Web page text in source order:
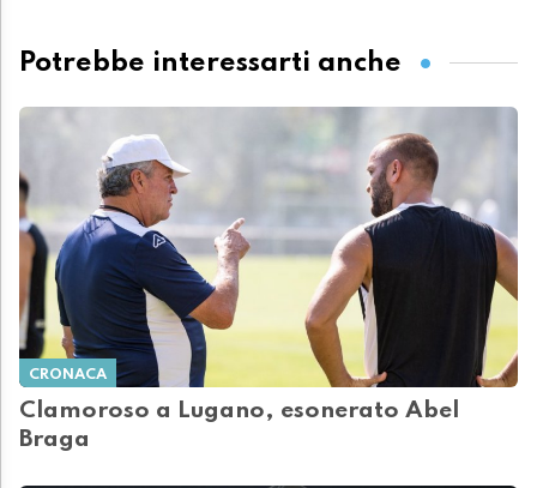
Potrebbe interessarti anche
CRONACA
Clamoroso a Lugano, esonerato Abel
Braga